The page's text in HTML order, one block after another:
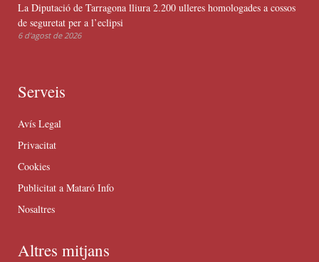
La Diputació de Tarragona lliura 2.200 ulleres homologades a cossos
de seguretat per a l’eclipsi
6 d'agost de 2026
Serveis
Avís Legal
Privacitat
Cookies
Publicitat a Mataró Info
Nosaltres
Altres mitjans